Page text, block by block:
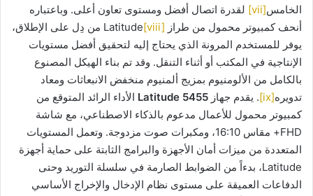
الخامس[vii]
لقدرة اتصال أفضل ومستوى تعاون أعلى. وباعتباره
أنحف كمبيوتر محمول من طراز Latitude [viii]
من دِل على الإطلاق،
يوفر للمستخدم المرونة الذي يحتاج إليه لتحقيق أفضل مستويات
الإنتاجية في المكتب أو أثناء التنقل. وقد تم بناء الهيكل المصنوع
بالكامل من الألومنيوم بمزيج ألمنيوم منخفض الانبعاثات ومعاد
تدويره[ix] . يقدم جهاز Latitude 5455 الأداء الرائد المتوقع من
كمبيوتر محمول للأعمال مدعوم بالذكاء الاصطناعي، مع شاشة
FHD+ مقاس 16:10، ومكبرات صوت مزدوجة. وتعمل المستويات
المتعددة من ميزات أمان الأجهزة والبرامج الثابتة على حماية أجهزة
Latitude، بدءاً من الضوابط الصارمة في سلسلة التوريد وحتى
الدفاعات العميقة على مستوى نظام الإدخال والإخراج الأساسي